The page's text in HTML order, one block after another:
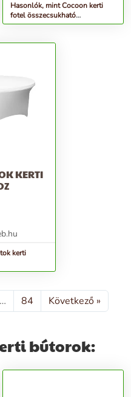
Hasonlók, mint Cocoon kerti
fotel összecsukható
baldachinnal, szürke
KERTI
kerti
… 84 Következő »
bútorok: